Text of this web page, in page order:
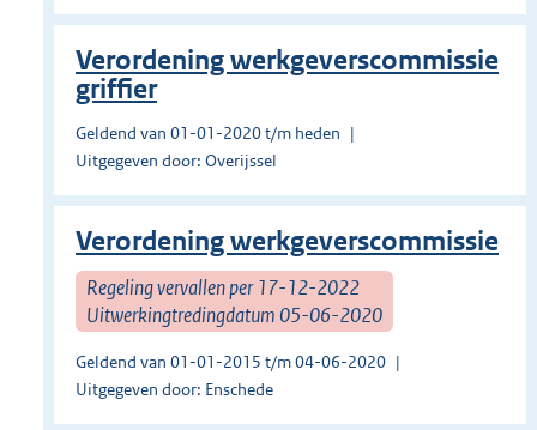
Verordening werkgeverscommissie
griffier
Geldend van 01-01-2020 t/m heden
Uitgegeven door: Overijssel
Verordening werkgeverscommissie
Regeling vervallen per 17-12-2022
Uitwerkingtredingdatum 05-06-2020
Geldend van 01-01-2015 t/m 04-06-2020
Uitgegeven door: Enschede